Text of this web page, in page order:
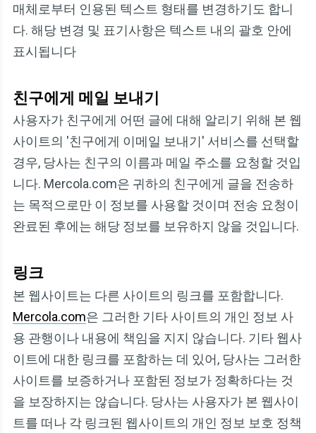
매체로부터 인용된 텍스트 형태를 변경하기도 합니
다. 해당 변경 및 표기사항은 텍스트 내의 괄호 안에
표시됩니다
친구에게 메일 보내기
사용자가 친구에게 어떤 글에 대해 알리기 위해 본 웹
사이트의 '친구에게 이메일 보내기' 서비스를 선택할
경우, 당사는 친구의 이름과 메일 주소를 요청할 것입
니다. Mercola.com은 귀하의 친구에게 글을 전송하
는 목적으로만 이 정보를 사용할 것이며 전송 요청이
완료된 후에는 해당 정보를 보유하지 않을 것입니다.
링크
본 웹사이트는 다른 사이트의 링크를 포함합니다.
Mercola.com은 그러한 기타 사이트의 개인 정보 사
용 관행이나 내용에 책임을 지지 않습니다. 기타 웹사
이트에 대한 링크를 포함하는 데 있어, 당사는 그러한
사이트를 보증하거나 포함된 정보가 정확하다는 것
을 보장하지는 않습니다. 당사는 사용자가 본 웹사이
트를 떠나 각 링크된 웹사이트의 개인 정보 보호 정책